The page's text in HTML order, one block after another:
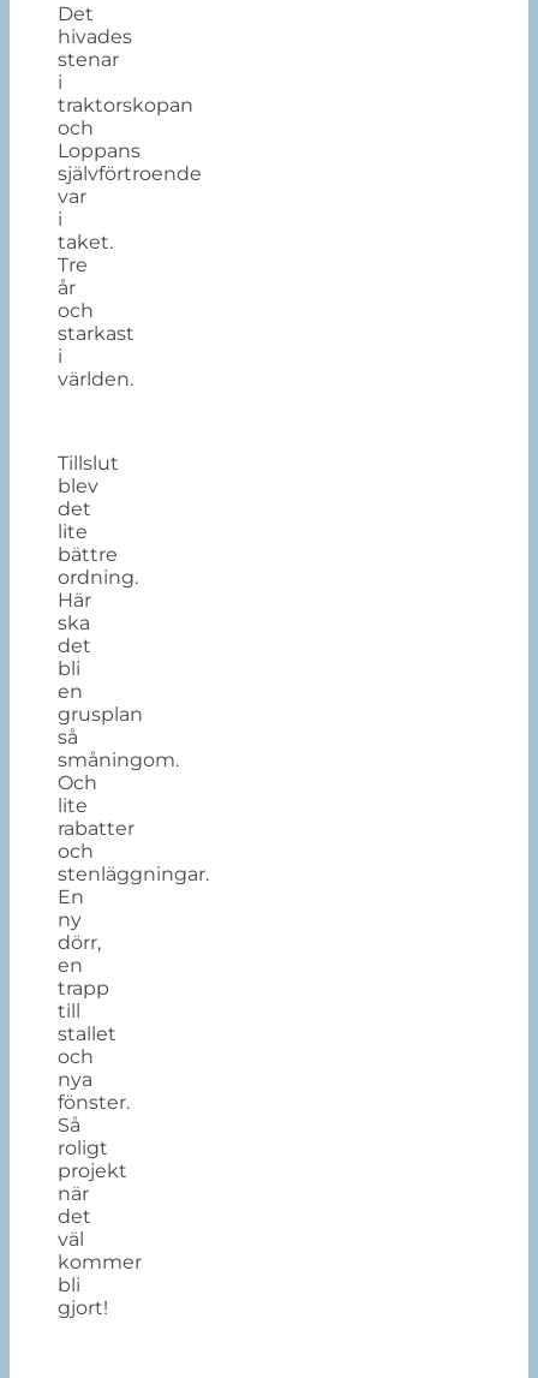
Det
hivades
stenar
i
traktorskopan
och
Loppans
självförtroende
var
i
taket.
Tre
år
och
starkast
i
världen.
Tillslut
blev
det
lite
bättre
ordning.
Här
ska
det
bli
en
grusplan
så
småningom.
Och
lite
rabatter
och
stenläggningar.
En
ny
dörr,
en
trapp
till
stallet
och
nya
fönster.
Så
roligt
projekt
när
det
väl
kommer
bli
gjort!